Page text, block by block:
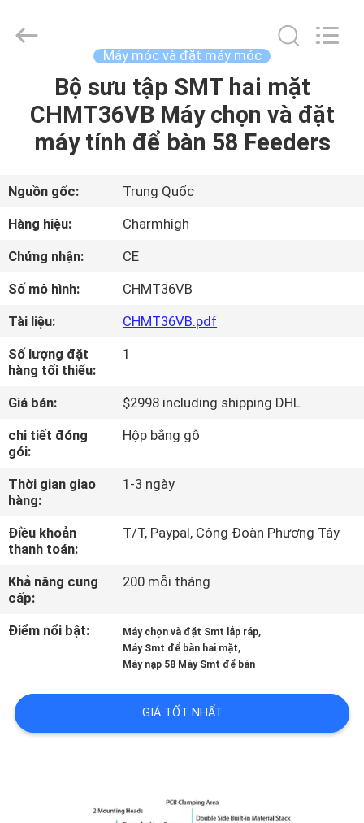
TRANG
CHỦ
SẢN
PHẨM
VỀ
CHÚNG
TÔI
CHUYẾN
THAM
QUAN
NHÀ
MÁY
KIỂM
SOÁT
LIÊN
2026
Máy móc và đặt máy móc
Bộ sưu tập SMT hai mặt
CHMT36VB Máy chọn và đặt
máy tính để bàn 58 Feeders
Nguồn gốc:
Trung Quốc
Hàng hiệu:
Charmhigh
Chứng nhận:
CE
Số mô hình:
CHMT36VB
Tài liệu:
CHMT36VB.pdf
Số lượng đặt
hàng tối thiểu:
1
Giá bán:
$2998 including shipping DHL
chi tiết đóng
gói:
Hộp bằng gỗ
Thời gian giao
hàng:
1-3 ngày
Điều khoản
thanh toán:
T/T, Paypal, Công Đoàn Phương Tây
Khả năng cung
cấp:
200 mỗi tháng
Điểm nổi bật: Máy chọn và đặt Smt lắp ráp,
Máy Smt để bàn hai mặt,
Máy nạp 58 Máy Smt để bàn
GIÁ TỐT NHẤT